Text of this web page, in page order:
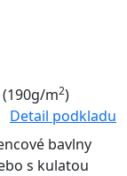
(190g/m2)
Detail podkladu
bavlny
s kulatou